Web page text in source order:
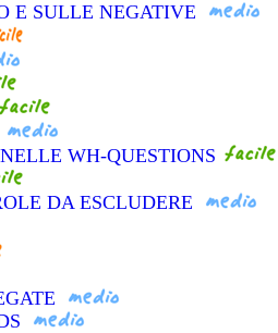
E SULLE NEGATIVE
WH-QUESTIONS
DA ESCLUDERE